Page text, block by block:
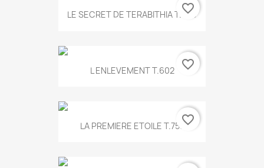
LE SECRET DE TERABITHIA T.560
favorite_border
L ENLEVEMENT T.602 favorite_border
LA PREMIERE ETOILE T.755favorite_border